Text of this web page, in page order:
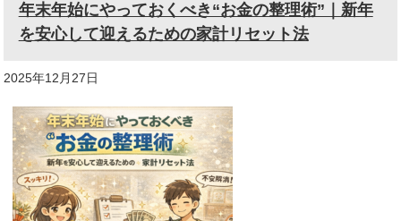
年末年始にやっておくべき“お金の整理術”｜新年
を安心して迎えるための家計リセット法
2025年12月27日